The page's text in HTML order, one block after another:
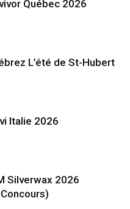
Québec 2026
L’été de St-Hubert
Italie 2026
Silverwax 2026